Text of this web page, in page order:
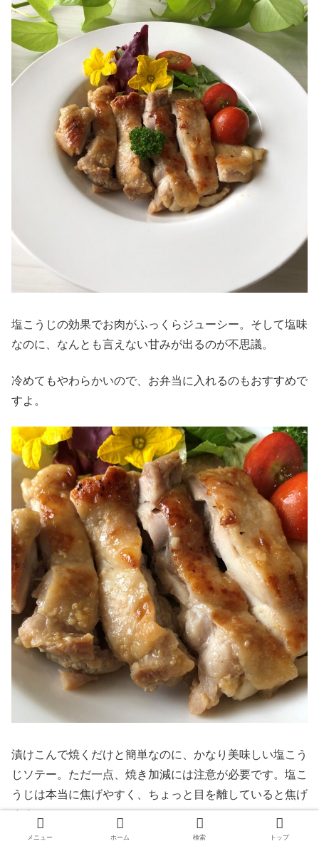
塩こうじの効果でお肉がふっくらジューシー。そして塩味
なのに、なんとも言えない甘みが出るのが不思議。
冷めてもやわらかいので、お弁当に入れるのもおすすめで
すよ。
漬けこんで焼くだけと簡単なのに、かなり美味しい塩こう
じソテー。ただ一点、焼き加減には注意が必要です。塩こ
うじは本当に焦げやすく、ちょっと目を離していると焦げ
ます！
メニュー ホーム 検索 トップ